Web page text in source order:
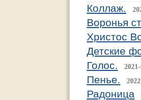
Коллаж.
Воронья
Христос
Детские
Голос.
Пенье.
Радоница